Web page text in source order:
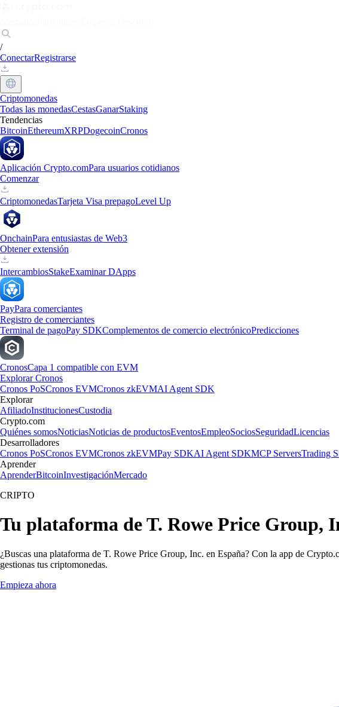
/
ConectarRegistrarse
Criptomonedas
Todas las monedasCestasGanarStaking
Tendencias
BitcoinEthereumXRPDogecoinCronos
Aplicación Crypto.comPara usuarios cotidianos
Comenzar
CriptomonedasTarjeta Visa prepagoLevel Up
OnchainPara entusiastas de Web3
Obtener extensión
IntercambiosStakeExaminar DApps
PayPara comerciantes
Registro de comerciantes
Terminal de pagoPay SDKComplementos de comercio electrónicoPredicciones
CronosCapa 1 compatible con EVM
Explorar Cronos
Cronos PoSCronos EVMCronos zkEVMAI Agent SDK
Explorar
AfiliadoInstitucionesCustodia
Crypto.com
Quiénes somosNoticiasNoticias de productosEventosEmpleoSociosSeguridadLicencias
Desarrolladores
Cronos PoSCronos EVMCronos zkEVMPay SDKAI Agent SDKMCP ServersTrading
Aprender
AprenderBitcoinInvestigaciónMercado
CRIPTO
Tu plataforma de T. Rowe Price Group,
¿Buscas una plataforma de T. Rowe Price Group, Inc. en España? Con la app de
gestionas tus criptomonedas.
Empieza ahora